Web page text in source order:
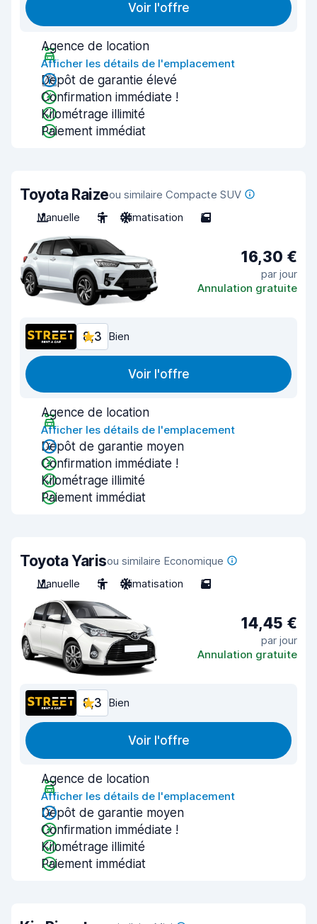
Voir l'offre
Agence de location
Afficher les détails de l'emplacement
Dépôt de garantie élevé
Confirmation immédiate !
Kilométrage illimité
Paiement immédiat
Toyota Raizeou similaire Compacte SUV
Manuelle
5 Climatisation 5
16,30 €
par jour
Annulation gratuite
8,3 Bien
Voir l'offre
Agence de location
Afficher les détails de l'emplacement
Dépôt de garantie moyen
Confirmation immédiate !
Kilométrage illimité
Paiement immédiat
Toyota Yarisou similaire Economique
Manuelle
5 Climatisation 5
14,45 €
par jour
Annulation gratuite
8,3 Bien
Voir l'offre
Agence de location
Afficher les détails de l'emplacement
Dépôt de garantie moyen
Confirmation immédiate !
Kilométrage illimité
Paiement immédiat